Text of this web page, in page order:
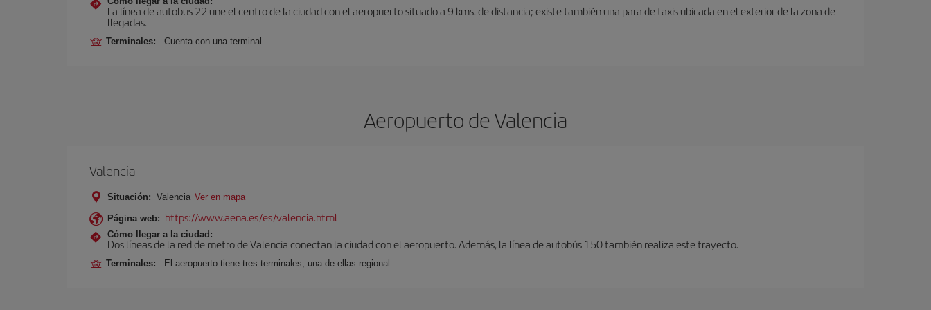
La línea de autobus 22 une el centro de la ciudad con el aeropuerto situado a 9 kms. de distancia; existe también una para de taxis ubicada en el exterior de la zona de
llegadas.
Terminales: Cuenta con una terminal.
Aeropuerto de Valencia
Valencia
Situación: Valencia Ver en mapa
Página web: https://www.aena.es/es/valencia.html
Cómo llegar a la ciudad:
Dos líneas de la red de metro de Valencia conectan la ciudad con el aeropuerto. Además, la línea de autobús 150 también realiza este trayecto.
Terminales: El aeropuerto tiene tres terminales, una de ellas regional.